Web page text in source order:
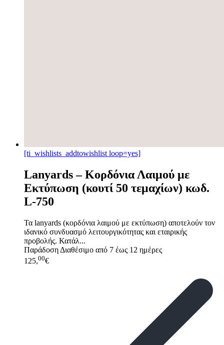
[ti_wishlists_addtowishlist loop=yes]
Lanyards – Kορδόνια Λαιμού με
Εκτύπωση (κουτί 50 τεμαχίων) κωδ.
L-750
Τα lanyards (κορδόνια λαιμού με εκτύπωση) αποτελούν τον
ιδανικό συνδυασμό λειτουργικότητας και εταιρικής
προβολής. Κατάλ...
Παράδοση Διαθέσιμο από 7 έως 12 ημέρες
125,00€